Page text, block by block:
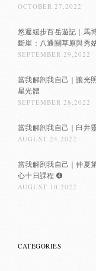
OCTOBER 27,2022
悠遲緩步百岳遊記｜馬
斷崖：八通關草原與秀
SEPTEMBER 29,2022
當我解剖我自己｜讓光
星光體
SEPTEMBER 28,2022
當我解剖我自己｜臼井
AUGUST 24,2022
當我解剖我自己｜仲夏
心十日課程 ➍
AUGUST 10,2022
CATEGORIES